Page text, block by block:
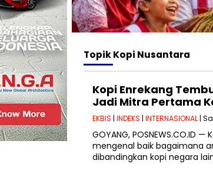
TopikKopi Nusantara
Kopi Enrekang
Jadi Mitra Pertama
EKBIS | INDEKS | INTERNASIONAL |
GOYANG, POSNEWS.CO.ID
mengenal baik bagaimana
dibandingkan kopi negara